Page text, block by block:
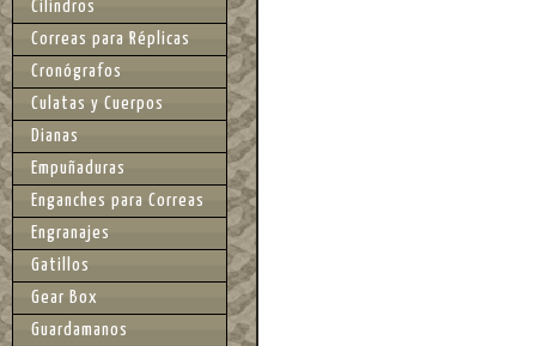
Cilindros
Correas para Réplicas
Cronógrafos
Culatas y Cuerpos
Dianas
Empuñaduras
Enganches para Correas
Engranajes
Gatillos
Gear Box
Guardamanos